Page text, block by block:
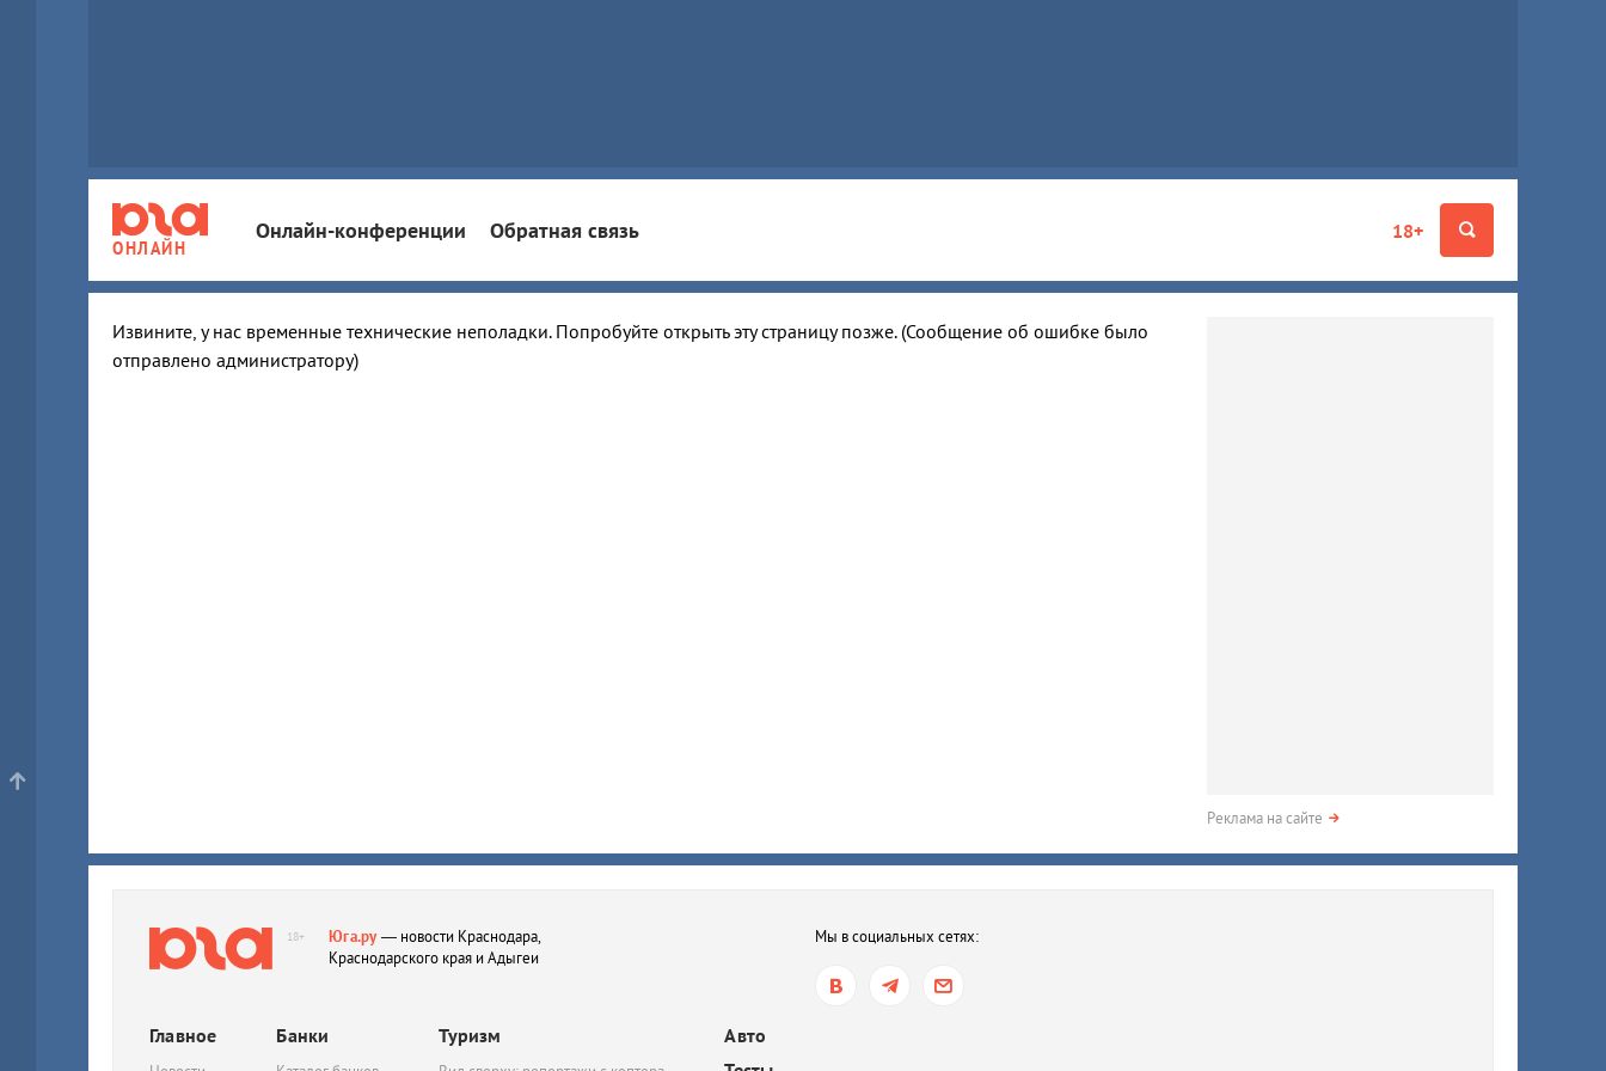
ОНЛАЙН
18+
Онлайн-конференции Обратная связь
Извините, у нас временные технические неполадки. Попробуйте открыть эту страницу позже. (Сообщение об ошибке было
отправлено администратору)
Реклама на сайте
18+ Юга.ру— новости Краснодара,
Краснодарского края и Адыгеи
Мы в социальных сетях:
Главное Банки Туризм
Авто